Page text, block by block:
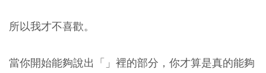
所以我才不喜歡。
當你開始能夠說出「」裡的部分，你才算是真的能夠